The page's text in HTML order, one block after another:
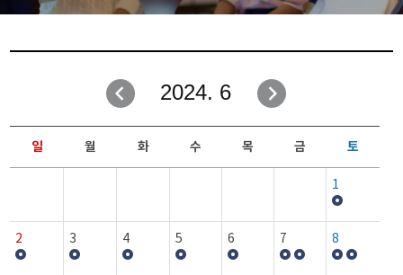
2024. 6
일 월 화 수 목 금 토
1
2 3 4 5 6 7 8